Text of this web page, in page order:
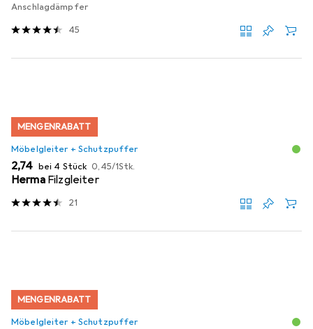
Anschlagdämpfer
45
MENGENRABATT
Möbelgleiter + Schutzpuffer
EUR
2,74 bei 4 Stück EUR
0,45/1Stk.
Herma Filzgleiter
21
MENGENRABATT
Möbelgleiter + Schutzpuffer